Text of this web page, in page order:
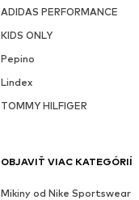
ADIDAS PERFORMANCE
KIDS ONLY
Pepino
Lindex
TOMMY HILFIGER
OBJAVIŤ VIAC KATEGÓRIÍ
Mikiny od Nike Sportswear